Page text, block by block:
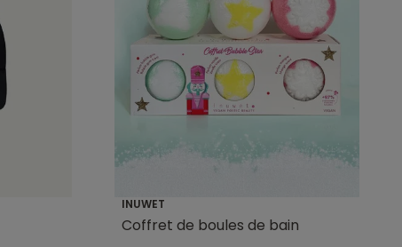
INUWET
Coffret de boules de bain